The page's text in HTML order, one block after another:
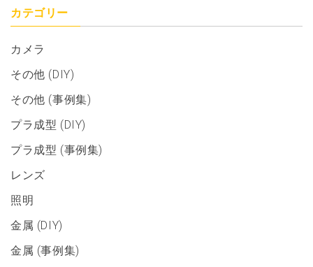
カテゴリー
カメラ
その他 (DIY)
その他 (事例集)
プラ成型 (DIY)
プラ成型 (事例集)
レンズ
照明
金属 (DIY)
金属 (事例集)